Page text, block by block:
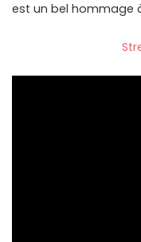
est un bel hommage